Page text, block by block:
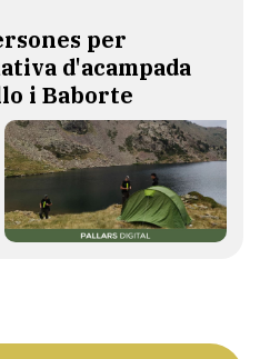
per
d'acampada
i Baborte